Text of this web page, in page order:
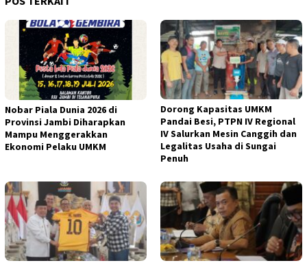
Nobar Piala Dunia 2026 di
Provinsi Jambi Diharapkan
Mampu Menggerakkan
Ekonomi Pelaku UMKM
Dorong Kapasitas UMKM
Pandai Besi, PTPN IV Regional
IV Salurkan Mesin Canggih dan
Legalitas Usaha di Sungai
Penuh